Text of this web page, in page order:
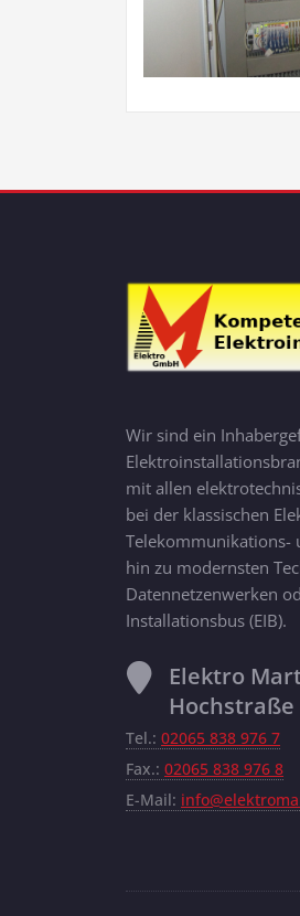
Wir sind ein
mit allen
bei der klassischen
Telekommunikations-
hin zu modernsten
Datennetzenwerken
Installationsbus (EIB).
Elektro
Hochstraße
Tel.: 02065 838 976 7
Fax.: 02065 838 976 8
E-Mail: